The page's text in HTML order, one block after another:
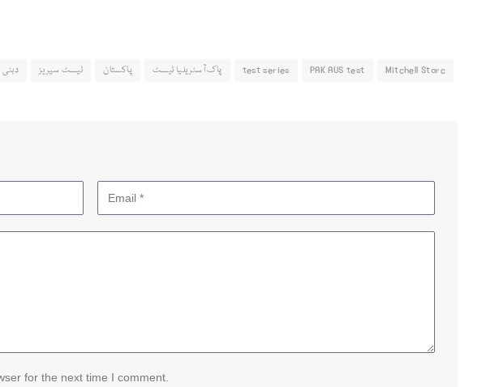
Mitchell Starc
PAK AUS test
test series پاک آسٹریلیا ٹیسٹ پاکستان ٹیسٹ سیریز دبئی
for the next time I comment.